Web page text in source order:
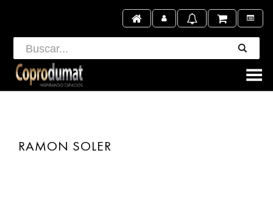
Toggle Menu
RAMON SOLER